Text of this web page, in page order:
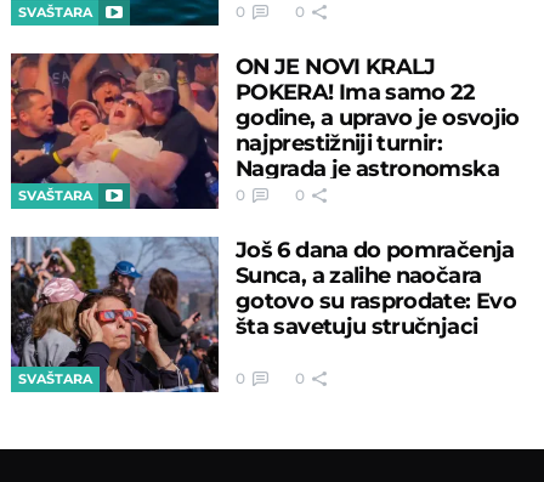
SVAŠTARA 0 0
SVAŠTARA
ON JE NOVI KRALJ
POKERA! Ima samo 22
godine, a upravo je osvojio
najprestižniji turnir:
Nagrada je astronomska
0 0
SVAŠTARA
Još 6 dana do pomračenja
Sunca, a zalihe naočara
gotovo su rasprodate: Evo
šta savetuju stručnjaci
0 0